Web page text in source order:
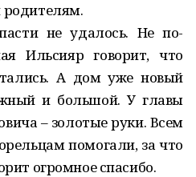
не удалось. Не по-
Ильсияр говорит, что
А дом уже новый
и большой. У главы
– золотые руки. Всем
помогали, за что
огромное спасибо.